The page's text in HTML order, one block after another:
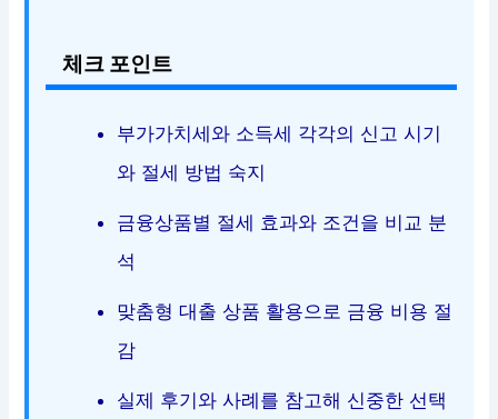
체크 포인트
부가가치세와 소득세 각각의 신고 시기
와 절세 방법 숙지
금융상품별 절세 효과와 조건을 비교 분
석
맞춤형 대출 상품 활용으로 금융 비용 절
감
실제 후기와 사례를 참고해 신중한 선택